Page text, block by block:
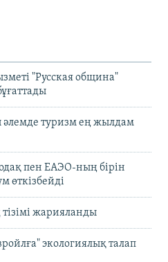
"Русская община"
туризм ең жылдам
пен ЕАЭО-ның бірін
өткізбейді
тізімі жарияланды
экологиялық талап